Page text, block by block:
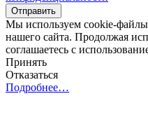
Мы используем cookie-файлы
нашего сайта. Продолжая
соглашаетесь с
Принять
Отказаться
Подробнее…